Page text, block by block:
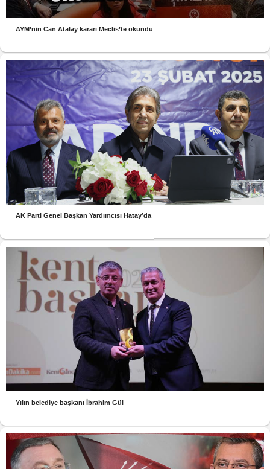
AYM’nin Can Atalay kararı Meclis’te okundu
AK Parti Genel Başkan Yardımcısı Hatay’da
Yılın belediye başkanı İbrahim Gül